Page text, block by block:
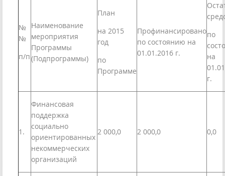
№
№
п/п
Наименование
мероприятия
Программы
(Подпрограммы)
План
на 2015
год
по
Программе
Профинансировано
по состоянию на
01.01.2016 г.
по
на
г.
1.
Финансовая
поддержка
социально
ориентированных
некоммерческих
организаций
2 000,0 2 000,0 0,0